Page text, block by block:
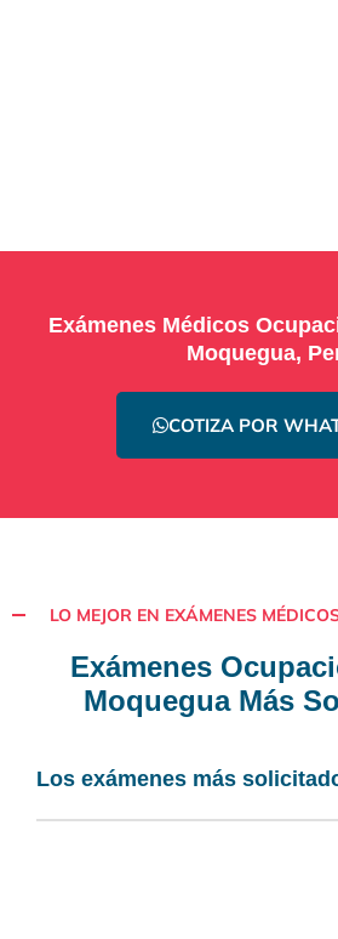
Exámenes Médicos
Moquegua,
COTIZA POR
LO MEJOR EN EXÁMENES
Exámenes
Moquegua Más
Los exámenes más